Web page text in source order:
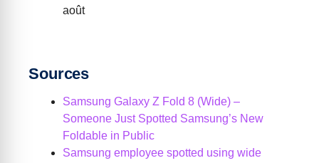
août
Sources
Samsung Galaxy Z Fold 8 (Wide) –
Someone Just Spotted Samsung’s New
Foldable in Public
Samsung employee spotted using wide